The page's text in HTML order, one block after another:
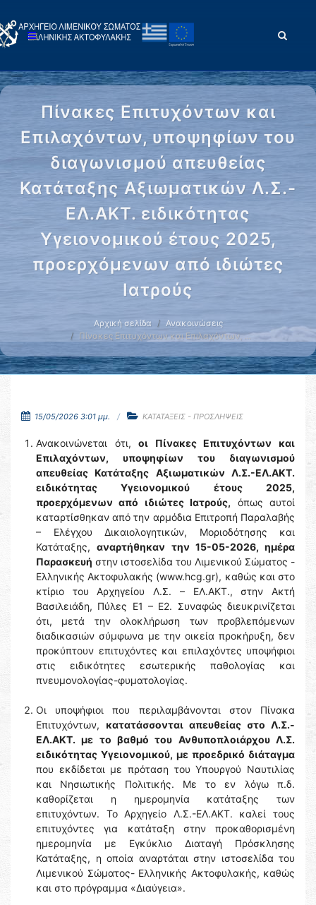
Πίνακες Επιτυχόντων και
Επιλαχόντων, υποψηφίων του
διαγωνισμού απευθείας
Κατάταξης Αξιωματικών Λ.Σ.-
ΕΛ.ΑΚΤ. ειδικότητας
Υγειονομικού έτους 2025,
προερχόμενων από ιδιώτες
Ιατρούς
Αρχική σελίδα
Ανακοινώσεις
Πίνακες Επιτυχόντων και Επιλαχόντων, …
15/05/2026 3:01 μμ. ΚΑΤΑΤΑΞΕΙΣ - ΠΡΟΣΛΗΨΕΙΣ
Ανακοινώνεται ότι,οι Πίνακες Επιτυχόντων και
Επιλαχόντων, υποψηφίων του διαγωνισμού
απευθείας Κατάταξης Αξιωματικών Λ.Σ.-ΕΛ.ΑΚΤ.
ειδικότητας Υγειονομικού έτους 2025,
προερχόμενων από ιδιώτες Ιατρούς, όπως αυτοί
καταρτίσθηκαν από την αρμόδια Επιτροπή Παραλαβής
– Ελέγχου Δικαιολογητικών, Μοριοδότησης και
Κατάταξης,αναρτήθηκαν την 15-05-2026, ημέρα
Παρασκευή στην ιστοσελίδα του Λιμενικού Σώματος -
Ελληνικής Ακτοφυλακής (www.hcg.gr), καθώς και στο
κτίριο του Αρχηγείου Λ.Σ. – ΕΛ.ΑΚΤ., στην Ακτή
Βασιλειάδη, Πύλες Ε1 – Ε2. Συναφώς διευκρινίζεται
ότι, μετά την ολοκλήρωση των προβλεπόμενων
διαδικασιών σύμφωνα με την οικεία προκήρυξη, δεν
προκύπτουν επιτυχόντες και επιλαχόντες υποψήφιοι
στις ειδικότητες εσωτερικής παθολογίας και
πνευμονολογίας-φυματολογίας.
Οι υποψήφιοι που περιλαμβάνονται στον Πίνακα
Επιτυχόντων, κατατάσσονται απευθείας στο Λ.Σ.-
ΕΛ.ΑΚΤ. με το βαθμό του Ανθυποπλοιάρχου Λ.Σ.
ειδικότητας Υγειονομικού, με προεδρικό διάταγμα
που εκδίδεται με πρόταση του Υπουργού Ναυτιλίας
και Νησιωτικής Πολιτικής. Με το εν λόγω π.δ.
καθορίζεται η ημερομηνία κατάταξης των
επιτυχόντων. Το Αρχηγείο Λ.Σ.-ΕΛ.ΑΚΤ. καλεί τους
επιτυχόντες για κατάταξη στην προκαθορισμένη
ημερομηνία με Εγκύκλιο Διαταγή Πρόσκλησης
Κατάταξης, η οποία αναρτάται στην ιστοσελίδα του
Λιμενικού Σώματος- Ελληνικής Ακτοφυλακής, καθώς
και στο πρόγραμμα «Διαύγεια».